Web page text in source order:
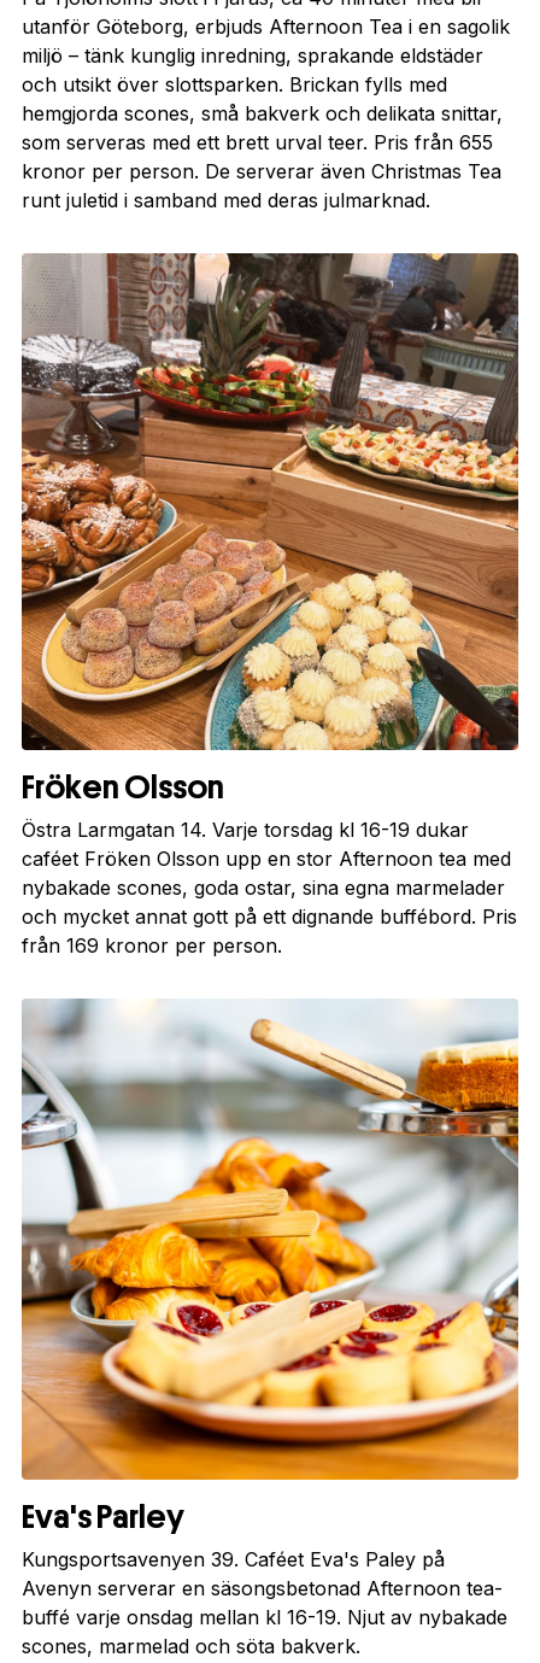
utanför Göteborg, erbjuds Afternoon Tea i en sagolik
miljö – tänk kunglig inredning, sprakande eldstäder
och utsikt över slottsparken. Brickan fylls med
hemgjorda scones, små bakverk och delikata snittar,
som serveras med ett brett urval teer. Pris från 655
kronor per person. De serverar även Christmas Tea
runt juletid i samband med deras julmarknad.
Fröken Olsson
Östra Larmgatan 14. Varje torsdag kl 16-19 dukar
caféet Fröken Olsson upp en stor Afternoon tea med
nybakade scones, goda ostar, sina egna marmelader
och mycket annat gott på ett dignande buffébord. Pris
från 169 kronor per person.
Eva's Parley
Kungsportsavenyen 39. Caféet Eva's Paley på
Avenyn serverar en säsongsbetonad Afternoon tea-
buffé varje onsdag mellan kl 16-19. Njut av nybakade
scones, marmelad och söta bakverk.